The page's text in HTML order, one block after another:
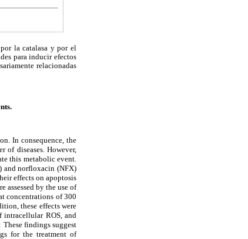
la catalasa y por el
para inducir efectos
relacionadas
In consequence, the
diseases. However,
this metabolic event.
and norfloxacin (NFX)
effects on apoptosis
assessed by the use of
concentrations of 300
these effects were
intracellular ROS, and
findings suggest
for the treatment of